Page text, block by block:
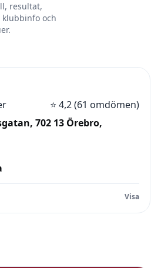
resultat,
och
⭐ 4,2 (61 omdömen)
702 13 Örebro,